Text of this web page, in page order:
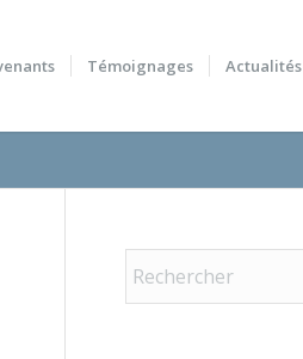
Témoignages Actualités